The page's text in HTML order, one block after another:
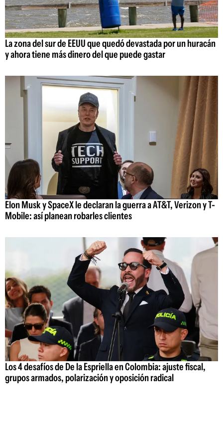
La zona del sur de EEUU que quedó devastada por un huracán
y ahora tiene más dinero del que puede gastar
Elon Musk y SpaceX le declaran la guerra a AT&T, Verizon y T-
Mobile: así planean robarles clientes
Los 4 desafíos de De la Espriella en Colombia: ajuste fiscal,
grupos armados, polarización y oposición radical